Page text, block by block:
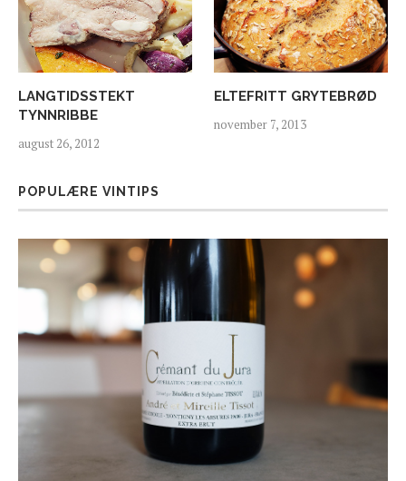
LANGTIDSSTEKT
TYNNRIBBE
august 26, 2012
ELTEFRITT GRYTEBRØD
november 7, 2013
POPULÆRE VINTIPS